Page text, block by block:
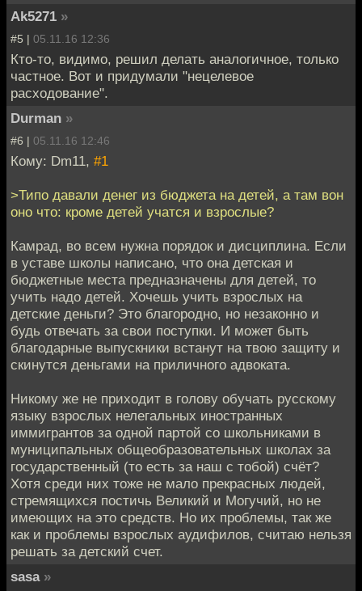
Ak5271 »
#5 | 05.11.16 12:36
Кто-то, видимо, решил делать аналогичное, только
частное. Вот и придумали "нецелевое
расходование".
Durman »
#6 | 05.11.16 12:46
Кому: Dm11, #1
>Типо давали денег из бюджета на детей, а там вон
оно что: кроме детей учатся и взрослые?
Камрад, во всем нужна порядок и дисциплина. Если
в уставе школы написано, что она детская и
бюджетные места предназначены для детей, то
учить надо детей. Хочешь учить взрослых на
детские деньги? Это благородно, но незаконно и
будь отвечать за свои поступки. И может быть
благодарные выпускники встанут на твою защиту и
скинутся деньгами на приличного адвоката.
Никому же не приходит в голову обучать русскому
языку взрослых нелегальных иностранных
иммигрантов за одной партой со школьниками в
муниципальных общеобразовательных школах за
государственный (то есть за наш с тобой) счёт?
Хотя среди них тоже не мало прекрасных людей,
стремящихся постичь Великий и Могучий, но не
имеющих на это средств. Но их проблемы, так же
как и проблемы взрослых аудифилов, считаю нельзя
решать за детский счет.
sasa »